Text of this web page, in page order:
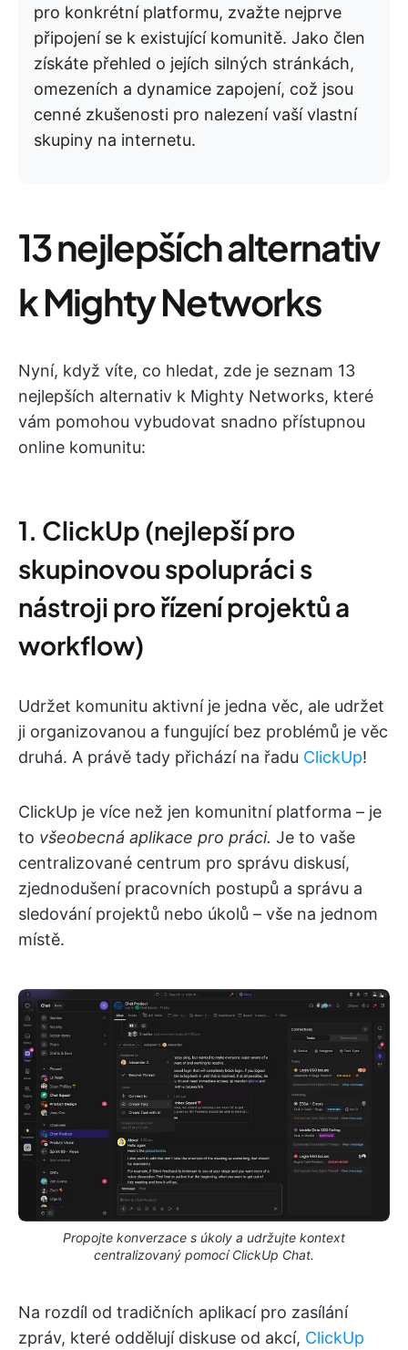
pro konkrétní platformu, zvažte nejprve
připojení se k existující komunitě. Jako člen
získáte přehled o jejích silných stránkách,
omezeních a dynamice zapojení, což jsou
cenné zkušenosti pro nalezení vaší vlastní
skupiny na internetu.
13 nejlepších alternativ
k Mighty Networks
Nyní, když víte, co hledat, zde je seznam 13
nejlepších alternativ k Mighty Networks, které
vám pomohou vybudovat snadno přístupnou
online komunitu:
1. ClickUp (nejlepší pro
skupinovou spolupráci s
nástroji pro řízení projektů a
workflow)
Udržet komunitu aktivní je jedna věc, ale udržet
ji organizovanou a fungující bez problémů je věc
druhá. A právě tady přichází na řadu ClickUp!
ClickUp je více než jen komunitní platforma – je
to všeobecná aplikace pro práci. Je to vaše
centralizované centrum pro správu diskusí,
zjednodušení pracovních postupů a správu a
sledování projektů nebo úkolů – vše na jednom
místě.
Propojte konverzace s úkoly a udržujte kontext
centralizovaný pomocí ClickUp Chat.
Na rozdíl od tradičních aplikací pro zasílání
zpráv, které oddělují diskuse od akcí, ClickUp